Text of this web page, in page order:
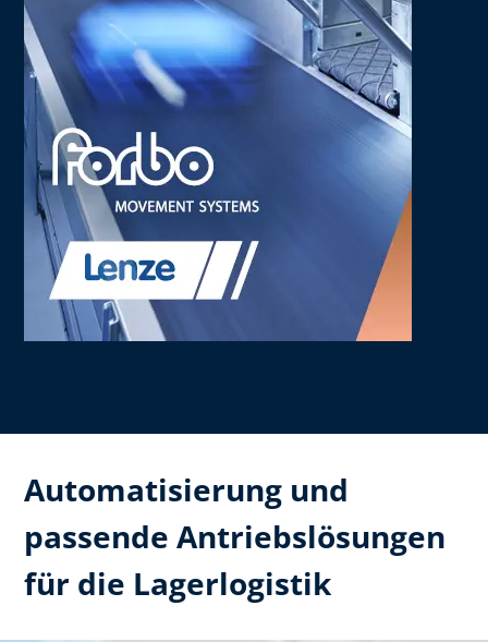
Automatisierung und
passende Antriebslösungen
für die Lagerlogistik